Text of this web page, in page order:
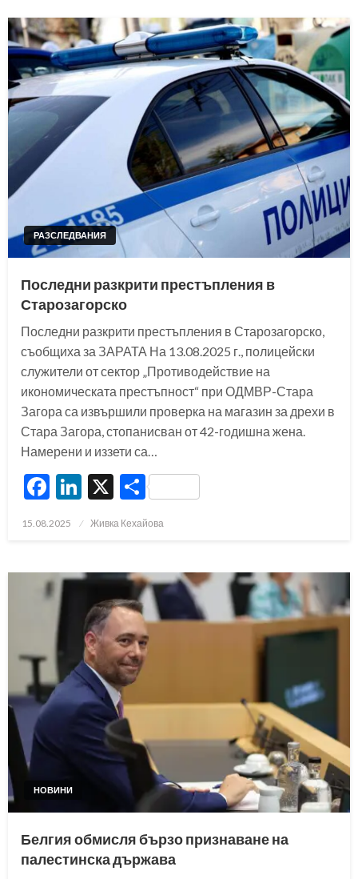
РАЗСЛЕДВАНИЯ
Последни разкрити престъпления в
Старозагорско
Последни разкрити престъпления в Старозагорско,
съобщиха за ЗАРАТА На 13.08.2025 г., полицейски
служители от сектор „Противодействие на
икономическата престъпност“ при ОДМВР-Стара
Загора са извършили проверка на магазин за дрехи в
Стара Загора, стопанисван от 42-годишна жена.
Намерени и иззети са…
Facebook
LinkedIn
X Share
Posted
15.08.2025 Живка Кехайова
НОВИНИ
Белгия обмисля бързо признаване на
палестинска държава